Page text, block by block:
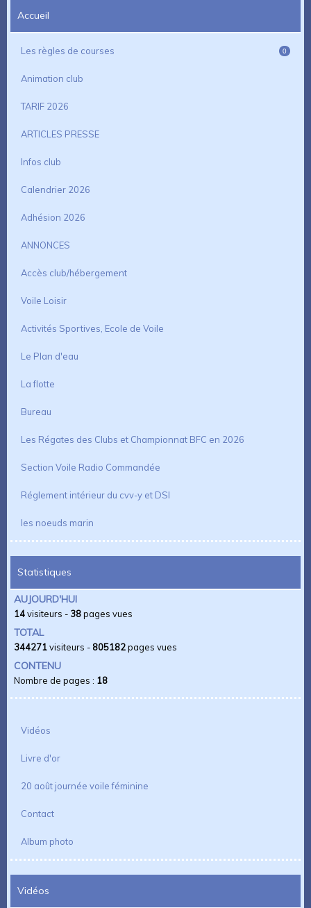
Accueil
Les règles de courses 0
Animation club
TARIF 2026
ARTICLES PRESSE
Infos club
Calendrier 2026
Adhésion 2026
ANNONCES
Accès club/hébergement
Voile Loisir
Activités Sportives, Ecole de Voile
Le Plan d'eau
La flotte
Bureau
Les Régates des Clubs et Championnat BFC en 2026
Section Voile Radio Commandée
Réglement intérieur du cvv-y et DSI
les noeuds marin
Statistiques
AUJOURD'HUI
14visiteurs - 38pages vues
TOTAL
344271visiteurs - 805182pages vues
CONTENU
Nombre de pages : 18
Vidéos
Livre d'or
20 août journée voile féminine
Contact
Album photo
Vidéos